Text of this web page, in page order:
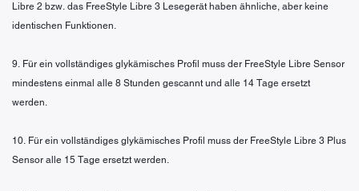
Libre 2 bzw. das FreeStyle Libre 3 Lesegerät haben ähnliche, aber keine
identischen Funktionen.
9. Für ein vollständiges glykämisches Profil muss der FreeStyle Libre Sensor
mindestens einmal alle 8 Stunden gescannt und alle 14 Tage ersetzt
werden.
10. Für ein vollständiges glykämisches Profil muss der FreeStyle Libre 3 Plus
Sensor alle 15 Tage ersetzt werden.